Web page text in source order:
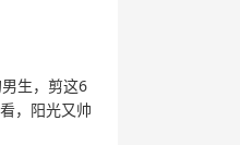
生，剪这6
，阳光又帅